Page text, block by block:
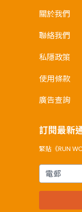
關於我們
聯絡我們
私隱政策
使用條款
廣告查詢
訂閱最新
緊貼《RUN
電郵